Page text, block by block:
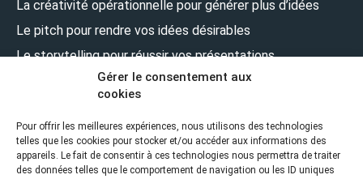
Gérer le consentement aux
cookies
Pour offrir les meilleures expériences, nous utilisons des technologies
telles que les cookies pour stocker et/ou accéder aux informations des
appareils. Le fait de consentir à ces technologies nous permettra de traiter
des données telles que le comportement de navigation ou les ID uniques
La créativité opérationnelle pour générer plus d’idées
Le pitch pour rendre vos idées désirables
Le storytelling pour réussir vos présentations
Le design pour renforcer l’impact de vos présentations
NOUS SUIVRE